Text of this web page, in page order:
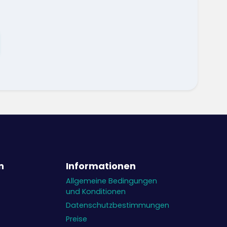
Informationen
Allgemeine Bedingungen
und Konditionen
Datenschutzbestimmungen
Preise